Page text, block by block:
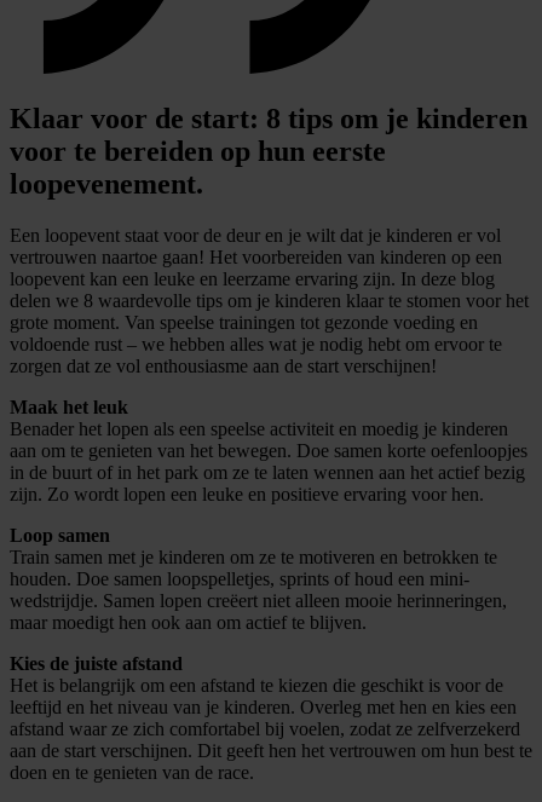
Klaar voor de start: 8 tips om je kinderen
voor te bereiden op hun eerste
loopevenement.
Een loopevent staat voor de deur en je wilt dat je kinderen er vol
vertrouwen naartoe gaan! Het voorbereiden van kinderen op een
loopevent kan een leuke en leerzame ervaring zijn. In deze blog
delen we 8 waardevolle tips om je kinderen klaar te stomen voor het
grote moment. Van speelse trainingen tot gezonde voeding en
voldoende rust – we hebben alles wat je nodig hebt om ervoor te
zorgen dat ze vol enthousiasme aan de start verschijnen!
Maak het leuk
Benader het lopen als een speelse activiteit en moedig je kinderen
aan om te genieten van het bewegen. Doe samen korte oefenloopjes
in de buurt of in het park om ze te laten wennen aan het actief bezig
zijn. Zo wordt lopen een leuke en positieve ervaring voor hen.
Loop samen
Train samen met je kinderen om ze te motiveren en betrokken te
houden. Doe samen loopspelletjes, sprints of houd een mini-
wedstrijdje. Samen lopen creëert niet alleen mooie herinneringen,
maar moedigt hen ook aan om actief te blijven.
Kies de juiste afstand
Het is belangrijk om een afstand te kiezen die geschikt is voor de
leeftijd en het niveau van je kinderen. Overleg met hen en kies een
afstand waar ze zich comfortabel bij voelen, zodat ze zelfverzekerd
aan de start verschijnen. Dit geeft hen het vertrouwen om hun best te
doen en te genieten van de race.